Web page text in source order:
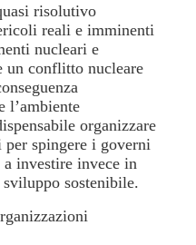
risolutivo
reali e imminenti
nucleari e
un conflitto nucleare
l’ambiente
organizzare
per spingere i governi
investire invece in
sostenibile.